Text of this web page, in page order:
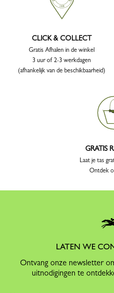
CLICK & COLLECT
Gratis Afhalen in de winkel
3 uur of 2-3 werkdagen
(afhankelijk van de beschikbaarheid)
GRATIS
Laat je tas
Ontdek
LATEN WE
Ontvang onze newsletter
uitnodigingen te